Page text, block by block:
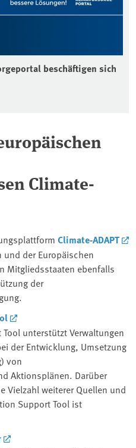
beschäftigen sich
Climate-
Climate-ADAPT
der Europäischen
Mitgliedsstaaten ebenfalls
der
unterstützt Verwaltungen
der Entwicklung, Umsetzung
) von
Aktionsplänen. Darüber
Vielzahl weiterer Quellen und
Support Tool ist